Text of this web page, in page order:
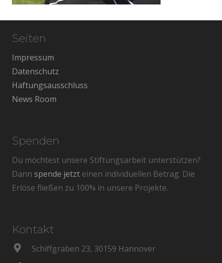
Seiten
Impressum
Datenschutz
Haftungsausschluss
News Room
Spenden
Du möchtest unsere Stiftungsarbeit unterstützen?
Dann spende jetzt einen individuellen Betrag. Die
Erlöse fließen zu 100% in unsere Projekte.
Kontakt
Schiffgraben 23, 30159 Hannover